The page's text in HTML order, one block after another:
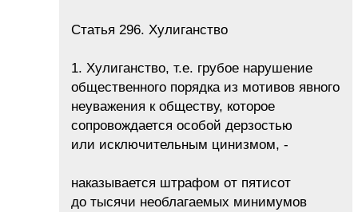
Статья 296. Хулиганство
1. Хулиганство, т.е. грубое нарушение
общественного порядка из мотивов явного
неуважения к обществу, которое
сопровождается особой дерзостью
или исключительным цинизмом, -
наказывается штрафом от пятисот
до тысячи необлагаемых минимумов